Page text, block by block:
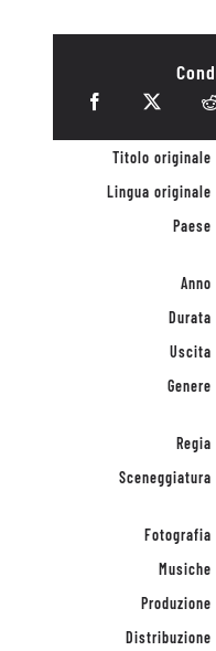
Titolo originale
Lingua originale
Paese
Anno
Durata
Uscita
Genere
Regia
Sceneggiatura
Fotografia
Musiche
Produzione
Distribuzione